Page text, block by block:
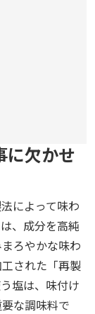
に欠かせ
によって味わ
、成分を高純
ろやかな味わ
された「再製
塩は、味付け
な調味料で